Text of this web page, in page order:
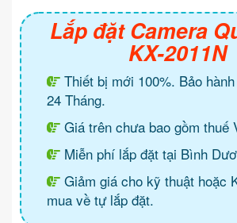
Lắp đặt Camera
KX-2011N
Thiết bị mới 100%. Bảo
24 Tháng.
Giá trên chưa bao gồm thuế
Miễn phí lắp đặt tại Bình
Giảm giá cho kỹ thuật hoặc
mua về tự lắp đặt.